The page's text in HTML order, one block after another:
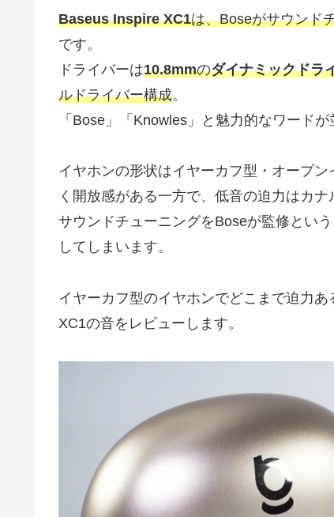
Baseus Inspire XC1は、Boseがサウンド
です。
ドライバーは10.8mmのダイナミックドラ
ルドライバー構成。
「Bose」「Knowles」と魅力的なワードが
イヤホンの形状はイヤーカフ型・オープ
く開放感がある一方で、低音の迫力はカ
サウンドチューニングをBoseが監修とい
してしまいます。
イヤーカフ型のイヤホンでどこまで迫力
XC1の音をレビューします。